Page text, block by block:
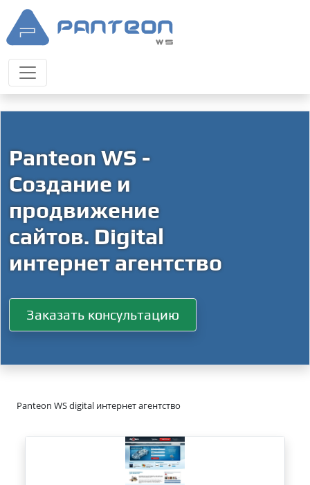
Panteon WS -
Создание и
продвижение
сайтов. Digital
интернет агентство
Заказать консультацию
Panteon WS digital интернет агентство